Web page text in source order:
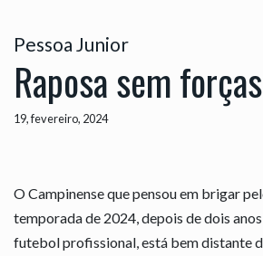
Pessoa Junior
Raposa sem forças
19, fevereiro, 2024
O Campinense que pensou em brigar
temporada de 2024, depois de dois
futebol profissional, está bem distante